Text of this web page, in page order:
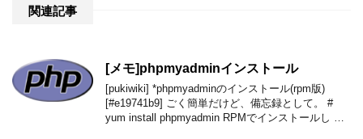
関連記事
[メモ]phpmyadmin​インストール
[pukiwiki] *phpmyadminのインストール(rpm版)
[#e19741b9] ごく簡単だけど、備忘録として。 #
yum install phpmyadmin RPMでインストールし …